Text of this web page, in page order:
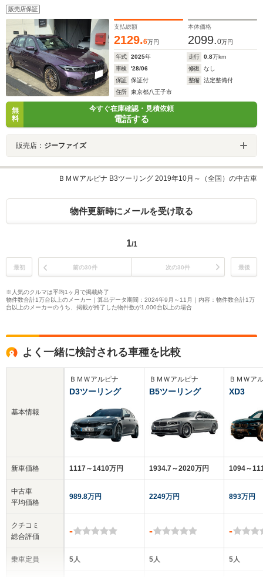
販売店保証
支払総額
2129.6万円
本体価格
2099.0万円
年式 2025年 走行 0.8万km
車検
'28/06 修復
なし
保証
保証付 整備
法定整備付
住所
東京都八王子市
無
料
今すぐ在庫確認・見積依頼
電話する
販売店： ジーファイズ
ＢＭＷアルピナ B3ツーリング 2019年10月～（全国）の中古車
物件更新時にメールを受け取る
1/1
最初 前の30件 次の30件 最後
※人気のクルマは平均1ヶ月で掲載終了
物件数合計1万台以上のメーカー｜算出データ期間：2024年9月～11月｜内容：物件数合計1万
台以上のメーカーのうち、掲載が終了した物件数が1,000台以上の場合
よく一緒に検討される車種を比較
基本情報
新車価格
中古車
平均価格
クチコミ
総合評価
乗車定員
ＢＭＷアルピナ
D3ツーリング
1117～1410万円
989.8万円
-
5人
ＢＭＷアルピナ
B5ツーリング
1934.7～2020万円
2249万円
-
5人
ＢＭＷア
XD3
1094～
893万円
-
5人